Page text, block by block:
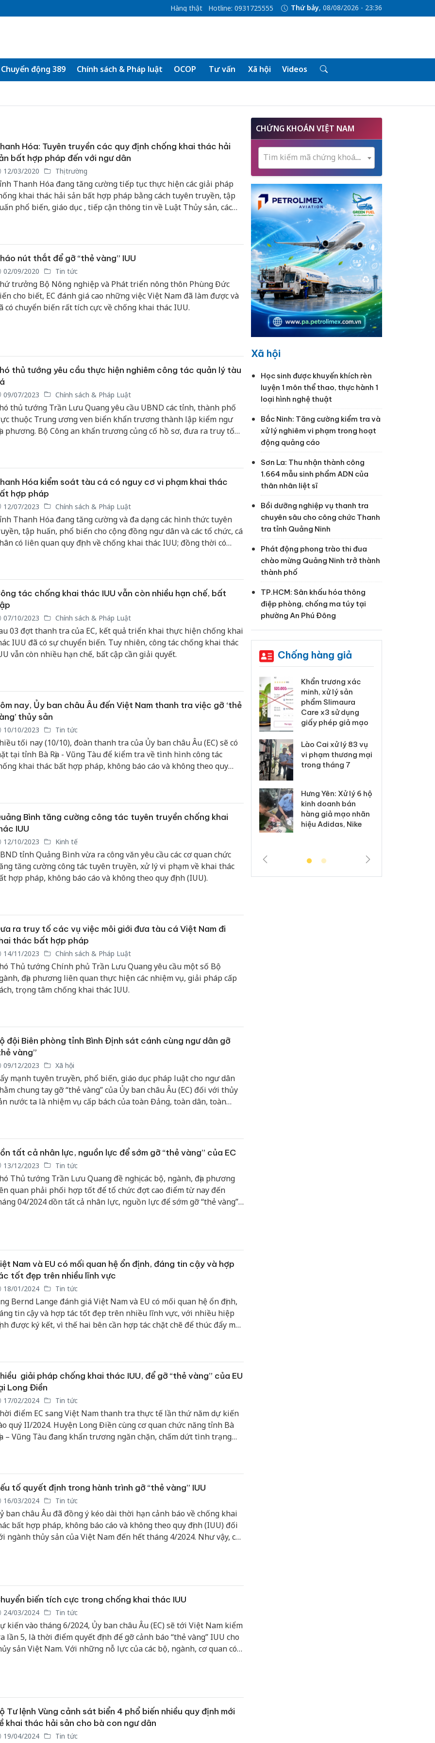
Hàng thật Hotline: 0931725555 Thứ bảy, 08/08/2026 - 23:36
Chuyển động 389 Chính sách & Pháp luật OCOP Tư vấn Xã hội Videos
Hóa: Tuyên truyền các quy định chống khai thác hải
bất hợp pháp đến với ngư dân
12/03/2020 Thị trường
Thanh Hóa đang tăng cường tiếp tục thực hiện các giải pháp
khai thác hải sản bất hợp pháp bằng cách tuyên truyền, tập
phổ biến, giáo dục , tiếp cận thông tin về Luật Thủy sản, các
nút thắt để gỡ “thẻ vàng” IUU
02/09/2020 Tin tức
trưởng Bộ Nông nghiệp và Phát triển nông thôn Phùng Đức
cho biết, EC đánh giá cao những việc Việt Nam đã làm được và
có chuyển biến rất tích cực về chống khai thác IUU.
thủ tướng yêu cầu thực hiện nghiêm công tác quản lý tàu
09/07/2023 Chính sách & Pháp Luật
thủ tướng Trần Lưu Quang yêu cầu UBND các tỉnh, thành phố
thuộc Trung ương ven biển khẩn trương thành lập kiểm ngư
phương. Bộ Công an khẩn trương củng cố hồ sơ, đưa ra truy tố
Hóa kiểm soát tàu cá có nguy cơ vi phạm khai thác
hợp pháp
12/07/2023 Chính sách & Pháp Luật
Thanh Hóa đang tăng cường và đa dạng các hình thức tuyên
tập huấn, phổ biến cho cộng đồng ngư dân và các tổ chức, cá
có liên quan quy định về chống khai thác IUU; đồng thời có
tác chống khai thác IUU vẫn còn nhiều hạn chế, bất
07/10/2023 Chính sách & Pháp Luật
03 đợt thanh tra của EC, kết quả triển khai thực hiện chống khai
IUU đã có sự chuyển biến. Tuy nhiên, công tác chống khai thác
vẫn còn nhiều hạn chế, bất cập cần giải quyết.
nay, Ủy ban châu Âu đến Việt Nam thanh tra việc gỡ ‘thẻ
thủy sản
10/10/2023 Tin tức
tối nay (10/10), đoàn thanh tra của Ủy ban châu Âu (EC) sẽ có
tại tỉnh Bà Rịa - Vũng Tàu để kiểm tra về tình hình công tác
khai thác bất hợp pháp, không báo cáo và không theo quy
Bình tăng cường công tác tuyên truyền chống khai
IUU
12/10/2023 Kinh tế
tỉnh Quảng Bình vừa ra công văn yêu cầu các cơ quan chức
tăng cường công tác tuyên truyền, xử lý vi phạm về khai thác
hợp pháp, không báo cáo và không theo quy định (IUU).
ra truy tố các vụ việc môi giới đưa tàu cá Việt Nam đi
thác bất hợp pháp
14/11/2023 Chính sách & Pháp Luật
Thủ tướng Chính phủ Trần Lưu Quang yêu cầu một số Bộ
địa phương liên quan thực hiện các nhiệm vụ, giải pháp cấp
trọng tâm chống khai thác IUU.
đội Biên phòng tỉnh Bình Định sát cánh cùng ngư dân gỡ
vàng”
09/12/2023 Xã hội
mạnh tuyên truyền, phổ biến, giáo dục pháp luật cho ngư dân
chung tay gỡ “thẻ vàng” của Ủy ban châu Âu (EC) đối với thủy
nước ta là nhiệm vụ cấp bách của toàn Đảng, toàn dân, toàn
thực, hiệu quả, góp phần phát triển nghề cá bền vững và có
nhiệm.
tất cả nhân lực, nguồn lực để sớm gỡ “thẻ vàng” của EC
13/12/2023 Tin tức
Thủ tướng Trần Lưu Quang đề nghị các bộ, ngành, địa phương
quan phải phối hợp tốt để tổ chức đợt cao điểm từ nay đến
04/2024 dồn tất cả nhân lực, nguồn lực để sớm gỡ “thẻ vàng”
Nam và EU có mối quan hệ ổn định, đáng tin cậy và hợp
tốt đẹp trên nhiều lĩnh vực
18/01/2024 Tin tức
Bernd Lange đánh giá Việt Nam và EU có mối quan hệ ổn định,
tin cậy và hợp tác tốt đẹp trên nhiều lĩnh vực, với nhiều hiệp
được ký kết, vì thế hai bên cần hợp tác chặt chẽ để thúc đẩy mối
giải pháp chống khai thác IUU, để gỡ “thẻ vàng” của EU
Long Điền
17/02/2024 Tin tức
điểm EC sang Việt Nam thanh tra thực tế lần thứ năm dự kiến
quý II/2024. Huyện Long Điền cùng cơ quan chức năng tỉnh Bà
– Vũng Tàu đang khẩn trương ngăn chặn, chấm dứt tình trạng
ngành thủy sản Việt Nam.
tố quyết định trong hành trình gỡ “thẻ vàng” IUU
16/03/2024 Tin tức
ban châu Âu đã đồng ý kéo dài thời hạn cảnh báo về chống khai
bất hợp pháp, không báo cáo và không theo quy định (IUU) đối
ngành thủy sản của Việt Nam đến hết tháng 4/2024. Như vậy, chỉ
biến tích cực trong chống khai thác IUU
24/03/2024 Tin tức
kiến vào tháng 6/2024, Ủy ban châu Âu (EC) sẽ tới Việt Nam kiểm
lần 5, là thời điểm quyết định để gỡ cảnh báo “thẻ vàng” IUU cho
sản Việt Nam. Với những nỗ lực của các bộ, ngành, cơ quan có
Tư lệnh Vùng cảnh sát biển 4 phổ biến nhiều quy định mới
khai thác hải sản cho bà con ngư dân
19/04/2024 Tin tức
CHỨNG KHOÁN VIỆT NAM
Tìm kiếm mã chứng khoán...
Xã hội
Học sinh được khuyến khích rèn
luyện 1 môn thể thao, thực hành 1
loại hình nghệ thuật
Bắc Ninh: Tăng cường kiểm tra và
xử lý nghiêm vi phạm trong hoạt
động quảng cáo
Sơn La: Thu nhận thành công
1.664 mẫu sinh phẩm ADN của
thân nhân liệt sĩ
Bồi dưỡng nghiệp vụ thanh tra
chuyên sâu cho công chức Thanh
tra tỉnh Quảng Ninh
Phát động phong trào thi đua
chào mừng Quảng Ninh trở thành
thành phố
TP.HCM: Sân khấu hóa thông
điệp phòng, chống ma túy tại
phường An Phú Đông
Chống hàng giả
công khai hàng
ngàn sản phẩm
nhập lậu, bảo vệ
Công an Thanh Hóa
tìm bị hại trong vụ
Thanh Hóa: Tìm bị
hại trong vụ án
Khẩn trương xác
minh, xử lý sản
phẩm Slimaura
Care x3 sử dụng
giấy phép giả mạo
Lào Cai xử lý 83 vụ
vi phạm thương mại
trong tháng 7
Hưng Yên: Xử lý 6 hộ
kinh doanh bán
hàng giả mạo nhãn
hiệu Adidas, Nike